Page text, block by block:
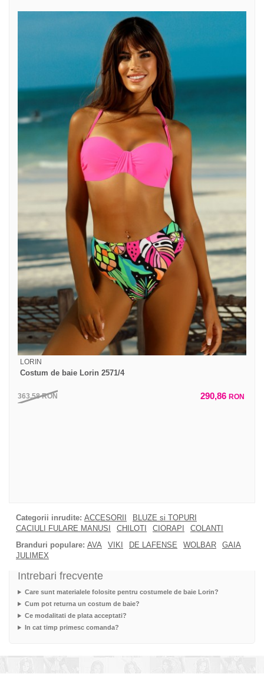
LORIN
Costum de baie Lorin 2571/4
363,58RON 290,86 RON
Categorii inrudite: ACCESORII
BLUZE si TOPURI
CACIULI FULARE MANUSI
CHILOTI CIORAPI
COLANTI
Branduri populare: AVA VIKI DE LAFENSE WOLBAR
GAIA
JULIMEX
Intrebari frecvente
Care sunt materialele folosite pentru costumele de baie Lorin?
Cum pot returna un costum de baie?
Ce modalitati de plata acceptati?
In cat timp primesc comanda?